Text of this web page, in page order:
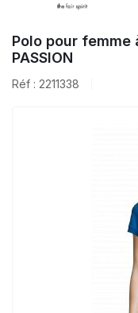
Polo pour femme
PASSION
Réf : 2211338